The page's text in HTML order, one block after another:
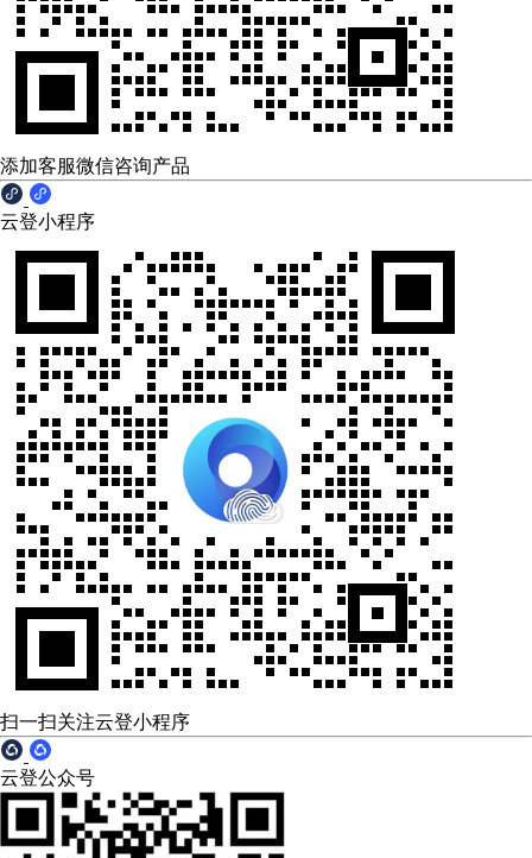
添加客服微信咨询产品
云登小程序
扫一扫关注云登小程序
云登公众号